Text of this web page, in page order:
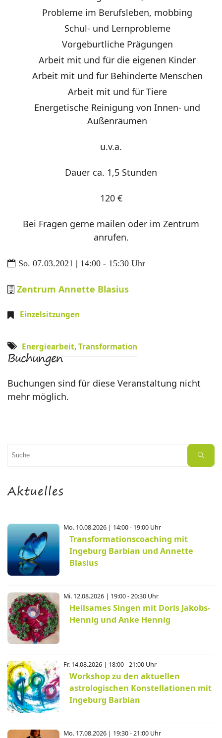
Probleme im Berufsleben, mobbing
Schul- und Lernprobleme
Vorgeburtliche Prägungen
Arbeit mit und für die eigenen Kinder
Arbeit mit und für Behinderte Menschen
Arbeit mit und für Tiere
Energetische Reinigung von Innen- und
Außenräumen
u.v.a.
Dauer ca. 1,5 Stunden
120 €
Bei Fragen gerne mailen oder im Zentrum
anrufen.
So. 07.03.2021 | 14:00 - 15:30 Uhr
Zentrum Annette Blasius
Einzelsitzungen
Energiearbeit, Transformation
Buchungen
Buchungen sind für diese Veranstaltung nicht
mehr möglich.
Suchen
Suche
Aktuelles
Mo. 10.08.2026 | 14:00 - 19:00 Uhr
Transformationscoaching mit
Ingeburg Barbian und Annette
Blasius
Mi. 12.08.2026 | 19:00 - 20:30 Uhr
Heilsames Singen mit Doris Jakobs-
Hennig und Anke Hennig
Fr. 14.08.2026 | 18:00 - 21:00 Uhr
Workshop zu den aktuellen
astrologischen Konstellationen mit
Ingeburg Barbian
Mo. 17.08.2026 | 19:30 - 21:00 Uhr